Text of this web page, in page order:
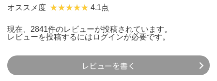
オススメ度 4.1点
現在、2841件のレビューが投稿されています。
レビューを投稿するには ログインが必要です。
レビューを書く